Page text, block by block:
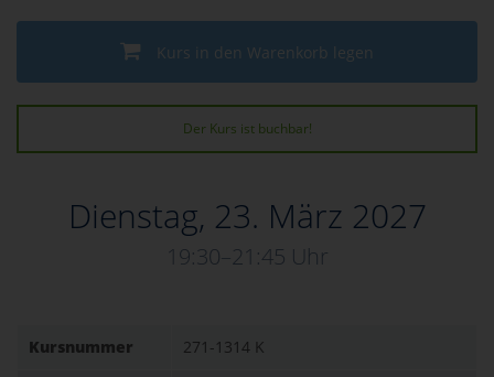
Kurs in den Warenkorb legen
Der Kurs ist buchbar!
Dienstag, 23. März 2027
19:30–21:45 Uhr
Kursnummer 271-1314 K